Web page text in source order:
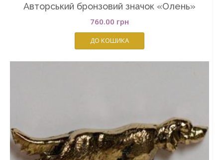
Авторський бронзовий значок «Олень»
760.00 грн
ДО КОШИКА